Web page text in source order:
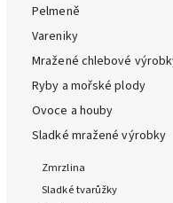
Pelmeně
Vareniky
Mražené chlebové
Ryby a mořské plody
Ovoce a houby
Sladké mražené výrobky
Zmrzlina
Sladké tvarůžky